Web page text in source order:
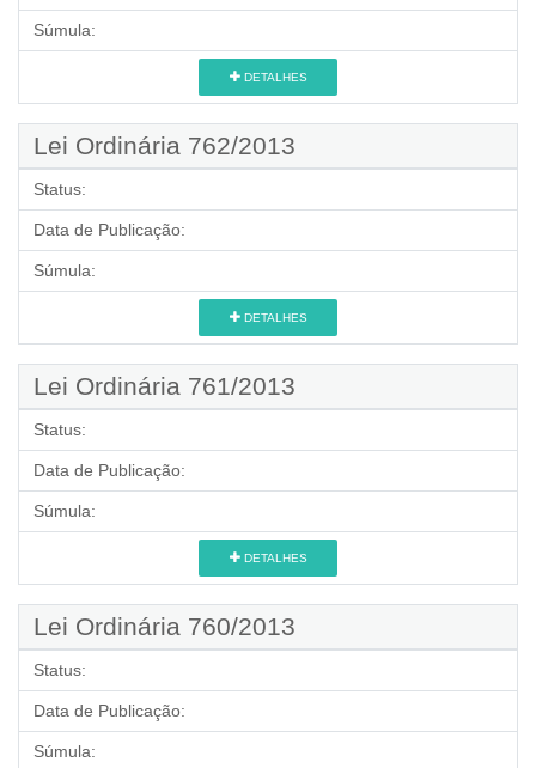
Súmula:
DETALHES
Lei Ordinária 762/2013
Status:
Data de Publicação:
Súmula:
DETALHES
Lei Ordinária 761/2013
Status:
Data de Publicação:
Súmula:
DETALHES
Lei Ordinária 760/2013
Status:
Data de Publicação:
Súmula: